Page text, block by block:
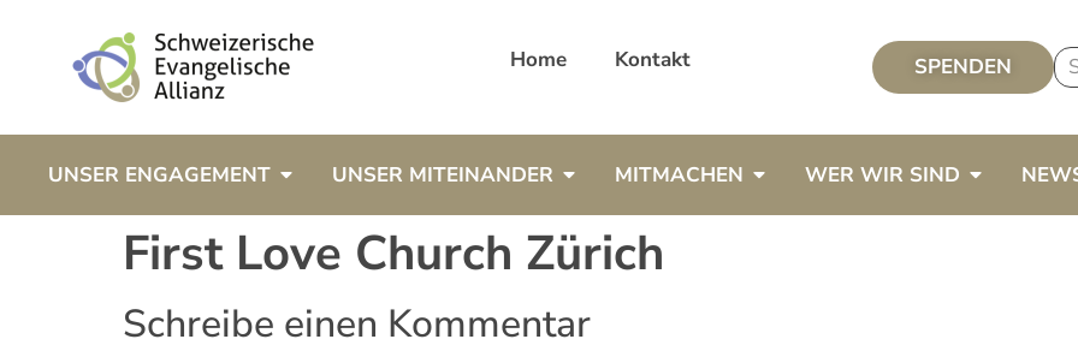
Home Kontakt SPENDEN
UNSER ENGAGEMENT UNSER MITEINANDER MITMACHEN WER WIR SIND
First Love Church Zürich
Schreibe einen Kommentar